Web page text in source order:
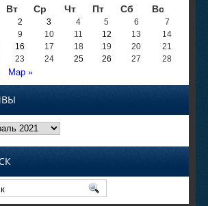
Вт Ср Чт Пт Сб Вс
2 3 4 5 6
7
9 10 11 12 13
14
16 17 18 19 20
21
23 24 25 26 27 28
Мар »